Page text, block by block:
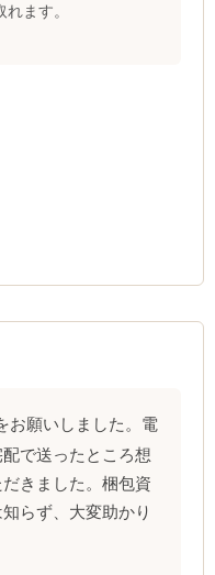
れます。
お願いしました。電
で送ったところ想
きました。梱包資
らず、大変助かり